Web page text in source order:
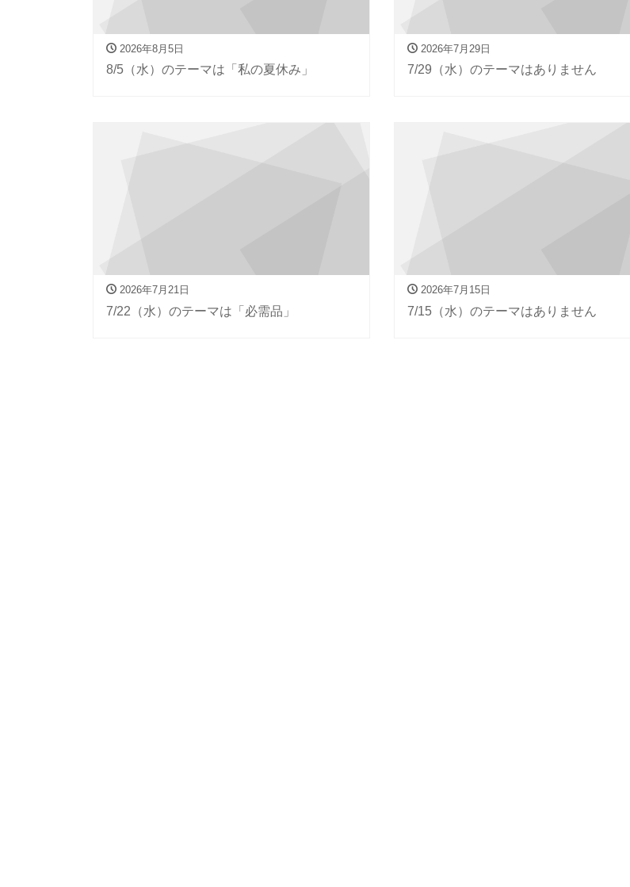
2026年8月5日
8/5（水）のテーマは「私の夏休み」
2026年7月29日
7/29（水）のテーマはありません
2026年7月21日
7/22（水）のテーマは「必需品」
2026年7月15日
7/15（水）のテーマはありません